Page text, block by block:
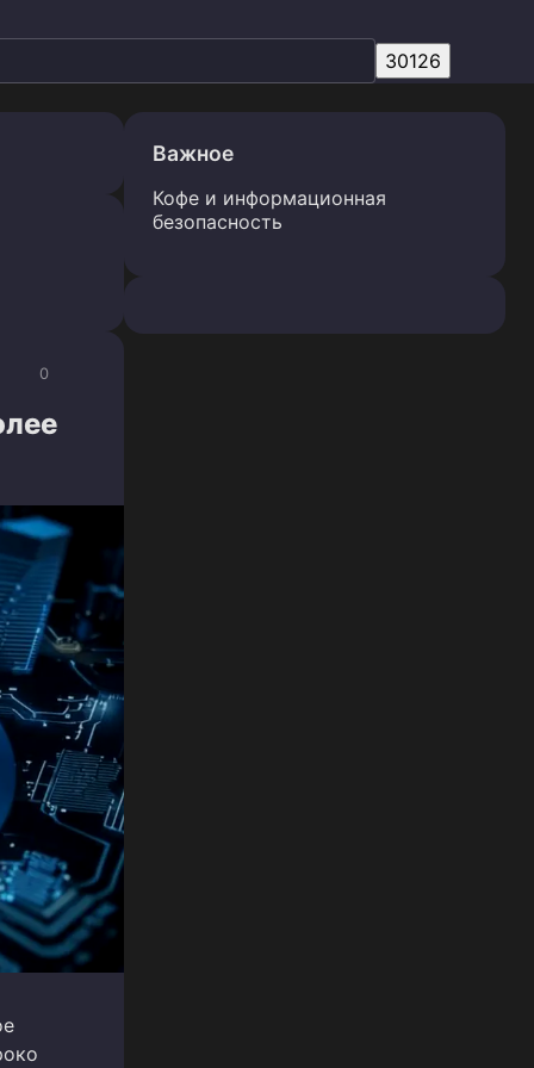
0
Важное
Кофе и информационная
безопасность